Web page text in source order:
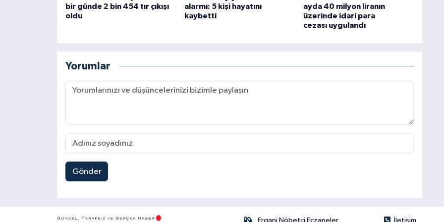
bir günde 2 bin 454 tır çıkışı
oldu
alarmı: 5 kişi hayatını
kaybetti
ayda 40 milyon liranın
üzerinde idari para
cezası uygulandı
Yorumlar
Gönder
Ergani Nöbetçi Eczaneler İletişim